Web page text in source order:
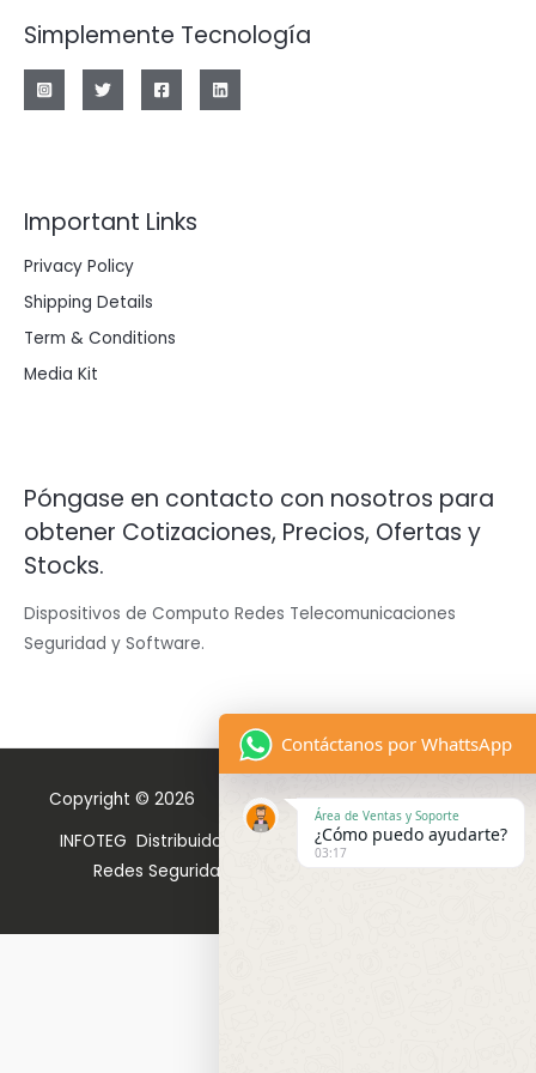
Simplemente Tecnología
Important Links
Privacy Policy
Shipping Details
Term & Conditions
Media Kit
Póngase en contacto con nosotros para
obtener Cotizaciones, Precios, Ofertas y
Stocks.
Dispositivos de Computo Redes Telecomunicaciones
Seguridad y Software.
Copyright © 2026 INFOTEG Tecnología y Seguridad
INFOTEG Distribuidora de Dispositivos de Cómputo
Redes Seguridad y Facturación Electrónica.
Contáctanos por WhattsApp
Área de Ventas y Soporte
¿Cómo puedo ayudarte?
03:17